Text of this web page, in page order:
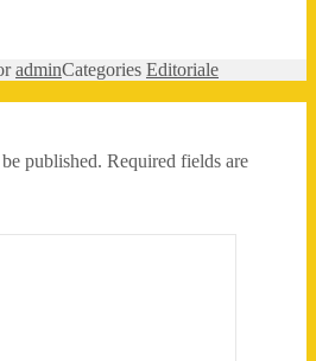
adminCategories Editoriale
published. Required fields are